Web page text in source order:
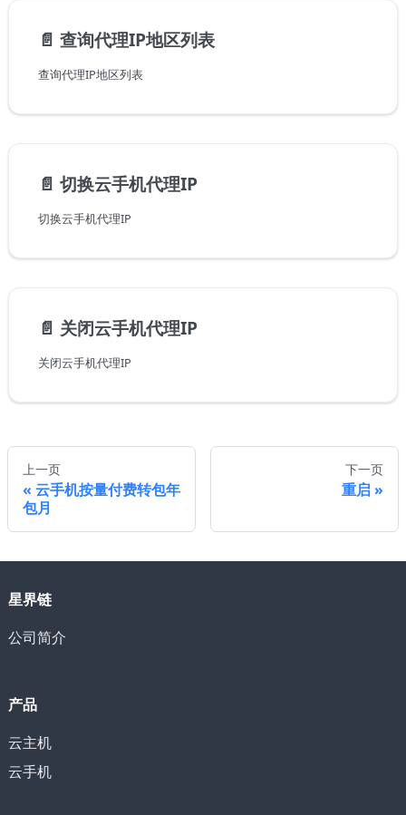
📄️ 查询代理IP地区列表
查询代理IP地区列表
📄️ 切换云手机代理IP
切换云手机代理IP
📄️ 关闭云手机代理IP
关闭云手机代理IP
上一页
云手机按量付费转包年
包月
下一页
重启
星界链
公司简介
产品
云主机
云手机